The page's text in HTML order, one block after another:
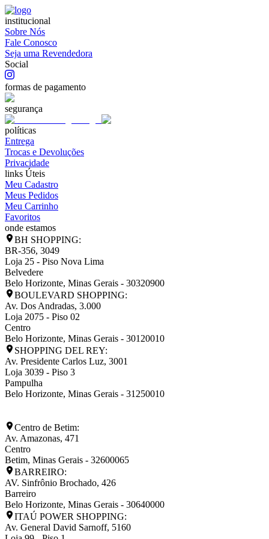
institucional
Sobre Nós
Fale Conosco
Seja uma Revendedora
Social
formas de pagamento
segurança
políticas
Entrega
Trocas e Devoluções
Privacidade
links Úteis
Meu Cadastro
Meus Pedidos
Meu Carrinho
Favoritos
onde estamos
BH SHOPPING:
BR-356, 3049
Loja 25 - Piso Nova Lima
Belvedere
Belo Horizonte, Minas Gerais - 30320900
BOULEVARD SHOPPING:
Av. Dos Andradas, 3.000
Loja 2075 - Piso 02
Centro
Belo Horizonte, Minas Gerais - 30120010
SHOPPING DEL REY:
Av. Presidente Carlos Luz, 3001
Loja 3039 - Piso 3
Pampulha
Belo Horizonte, Minas Gerais - 31250010
Centro de Betim:
Av. Amazonas, 471
Centro
Betim, Minas Gerais - 32600065
BARREIRO:
AV. Sinfrônio Brochado, 426
Barreiro
Belo Horizonte, Minas Gerais - 30640000
ITAÚ POWER SHOPPING:
Av. General David Sarnoff, 5160